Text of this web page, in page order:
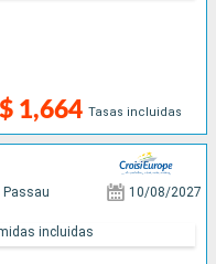
1,664 Tasas incluidas
Passau 10/08/2027
incluidas